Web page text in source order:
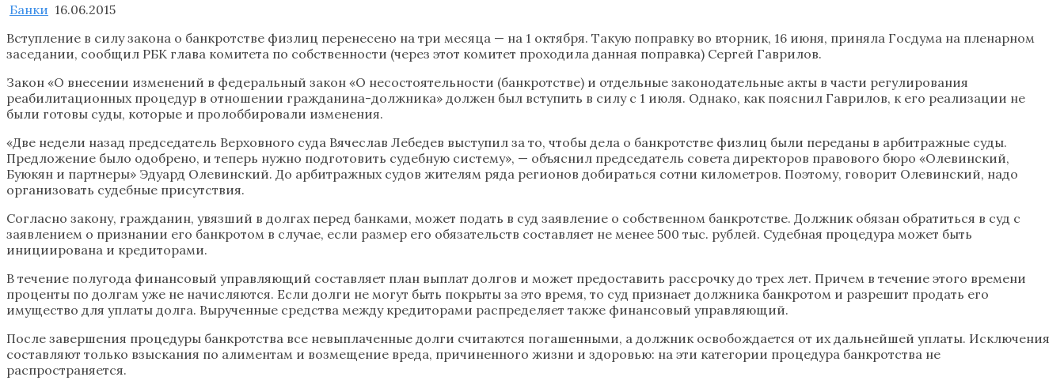
Банки 16.06.2015
Вступление в силу закона о банкротстве физлиц перенесено на три месяца — на 1 октября. Такую поправку во вторник, 16 июня, приняла Госдума на пленарном
заседании, сообщил РБК глава комитета по собственности (через этот комитет проходила данная поправка) Сергей Гаврилов.
Закон «О внесении изменений в федеральный закон «О несостоятельности (банкротстве) и отдельные законодательные акты в части регулирования
реабилитационных процедур в отношении гражданина-должника» должен был вступить в силу с 1 июля. Однако, как пояснил Гаврилов, к его реализации не
были готовы суды, которые и пролоббировали изменения.
«Две недели назад председатель Верховного суда Вячеслав Лебедев выступил за то, чтобы дела о банкротстве физлиц были переданы в арбитражные суды.
Предложение было одобрено, и теперь нужно подготовить судебную систему», — объяснил председатель совета директоров правового бюро «Олевинский,
Буюкян и партнеры» Эдуард Олевинский. До арбитражных судов жителям ряда регионов добираться сотни километров. Поэтому, говорит Олевинский, надо
организовать судебные присутствия.
Согласно закону, гражданин, увязший в долгах перед банками, может подать в суд заявление о собственном банкротстве. Должник обязан обратиться в суд с
заявлением о признании его банкротом в случае, если размер его обязательств составляет не менее 500 тыс. рублей. Судебная процедура может быть
инициирована и кредиторами.
В течение полугода финансовый управляющий составляет план выплат долгов и может предоставить рассрочку до трех лет. Причем в течение этого времени
проценты по долгам уже не начисляются. Если долги не могут быть покрыты за это время, то суд признает должника банкротом и разрешит продать его
имущество для уплаты долга. Вырученные средства между кредиторами распределяет также финансовый управляющий.
После завершения процедуры банкротства все невыплаченные долги считаются погашенными, а должник освобождается от их дальнейшей уплаты. Исключения
составляют только взыскания по алиментам и возмещение вреда, причиненного жизни и здоровью: на эти категории процедура банкротства не
распространяется.